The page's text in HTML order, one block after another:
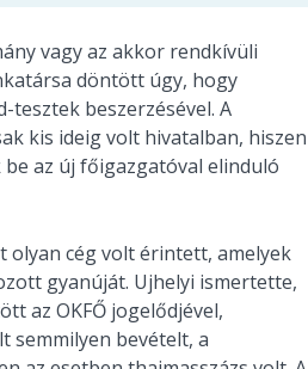
vagy az akkor rendkívüli
döntött úgy, hogy
tesztek beszerzésével. A
kis ideig volt hivatalban, hiszen
az új főigazgatóval elinduló
cég volt érintett, amelyek
gyanúját. Ujhelyi ismertette,
az OKFŐ jogelődjével,
semmilyen bevételt, a